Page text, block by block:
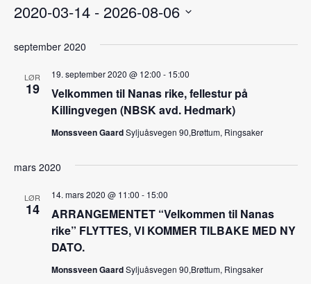
2020-03-14 - 2026-08-06
dato.
september 2020
LØR
19
Velkommen til Nanas rike, fellestur på
Killingvegen (NBSK avd. Hedmark)
19. september 2020 @ 12:00 - 15:00
Monssveen GaardSyljuåsvegen 90,Brøttum, Ringsaker
mars 2020
LØR
14
ARRANGEMENTET “Velkommen til Nanas
rike” FLYTTES, VI KOMMER TILBAKE MED NY
DATO.
14. mars 2020 @ 11:00 - 15:00
Monssveen GaardSyljuåsvegen 90,Brøttum, Ringsaker